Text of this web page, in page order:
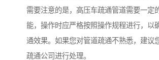
需要注意的是，高压车疏通管道需要一定
能，操作时应严格按照操作规程进行，以
通效果。如果您对管道疏通不熟悉，建议
疏通公司进行处理。